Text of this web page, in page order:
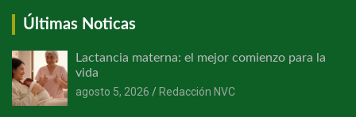
Últimas Noticas
Lactancia materna: el mejor comienzo para la
vida
agosto 5, 2026
Redacción NVC